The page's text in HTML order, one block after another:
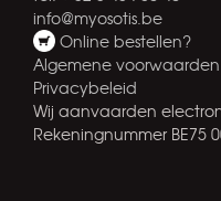
info@myosotis.be
Online bestellen?
Algemene voorwaarden
Privacybeleid
Wij aanvaarden
Rekeningnummer BE75